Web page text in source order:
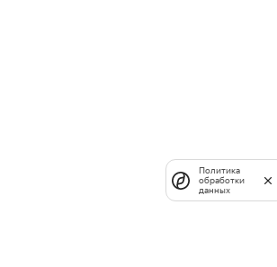
Политика
обработки
данных